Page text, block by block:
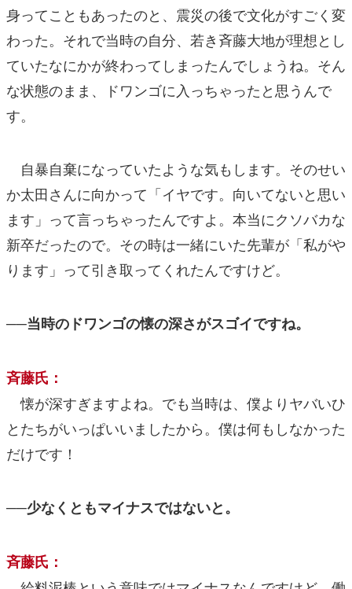
身ってこともあったのと、震災の後で文化がすごく変
わった。それで当時の自分、若き斉藤大地が理想とし
ていたなにかが終わってしまったんでしょうね。そん
な状態のまま、ドワンゴに入っちゃったと思うんで
す。
自暴自棄になっていたような気もします。そのせい
か太田さんに向かって「イヤです。向いてないと思い
ます」って言っちゃったんですよ。本当にクソバカな
新卒だったので。その時は一緒にいた先輩が「私がや
ります」って引き取ってくれたんですけど。
──当時のドワンゴの懐の深さがスゴイですね。
斉藤氏：
懐が深すぎますよね。でも当時は、僕よりヤバいひ
とたちがいっぱいいましたから。僕は何もしなかった
だけです！
──少なくともマイナスではないと。
斉藤氏：